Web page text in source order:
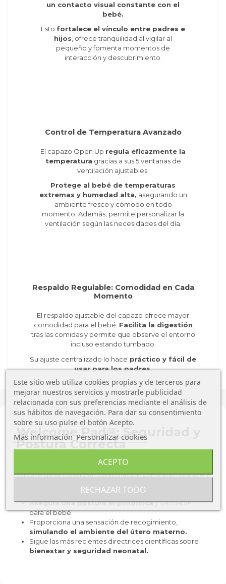
un contacto visual constante con el
bebé.
Esto fortalece el vínculo entre padres e
hijos , ofrece tranquilidad al vigilar al
pequeño y fomenta momentos de
interacción y descubrimiento.
Control de Temperatura Avanzado
El capazo Open Up regula eficazmente la
temperatura gracias a sus 5 ventanas de
ventilación ajustables.
Protege al bebé de temperaturas
extremas y humedad alta, asegurando un
ambiente fresco y cómodo en todo
momento. Además, permite personalizar la
ventilación según las necesidades del día.
Respaldo Regulable: Comodidad en Cada
Momento
El respaldo ajustable del capazo ofrece mayor
comodidad para el bebé. Facilita la digestión
tras las comidas y permite que observe el entorno
incluso estando tumbado.
Su ajuste centralizado lo hace práctico y fácil de
usar para los padres.
Welcome Pad®: Seguridad y
Postura Correcta
incluye el exclusivo Welcome Pad®
soporte desarrollado en colaboración con especialistas en
Asegura una postura ergonómicay saludable
para el bebé.
Proporciona una sensación de recogimiento,
simulando el ambiente del útero materno.
Sigue las más recientes directrices científicas sobre
bienestar y seguridad neonatal.
Este sitio web utiliza cookies propias y de terceros para
mejorar nuestros servicios y mostrarle publicidad
relacionada con sus preferencias mediante el análisis de
sus hábitos de navegación. Para dar su consentimiento
sobre su uso pulse el botón Acepto.
Más información Personalizar cookies
RECHAZAR TODO
ACEPTO